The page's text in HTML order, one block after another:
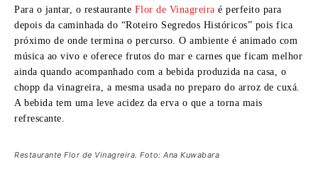
Para o jantar, o restaurante Flor de Vinagreira é perfeito para
depois da caminhada do “Roteiro Segredos Históricos” pois fica
próximo de onde termina o percurso. O ambiente é animado com
música ao vivo e oferece frutos do mar e carnes que ficam melhor
ainda quando acompanhado com a bebida produzida na casa, o
chopp da vinagreira, a mesma usada no preparo do arroz de cuxá.
A bebida tem uma leve acidez da erva o que a torna mais
refrescante.
Restaurante Flor de Vinagreira. Foto: Ana Kuwabara